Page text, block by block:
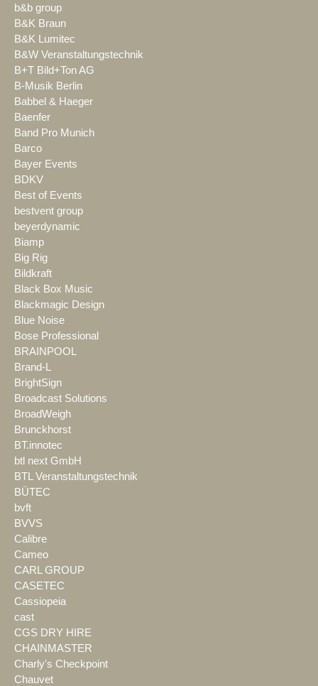
b&b group
B&K Braun
B&K Lumitec
B&W Veranstaltungstechnik
B+T Bild+Ton AG
B-Musik Berlin
Babbel & Haeger
Baenfer
Band Pro Munich
Barco
Bayer Events
BDKV
Best of Events
bestvent group
beyerdynamic
Biamp
Big Rig
Bildkraft
Black Box Music
Blackmagic Design
Blue Noise
Bose Professional
BRAINPOOL
Brand-L
BrightSign
Broadcast Solutions
BroadWeigh
Brunckhorst
BT.innotec
btl next GmbH
BTL Veranstaltungstechnik
BÜTEC
bvft
BVVS
Calibre
Cameo
CARL GROUP
CASETEC
Cassiopeia
cast
CGS DRY HIRE
CHAINMASTER
Charly's Checkpoint
Chauvet